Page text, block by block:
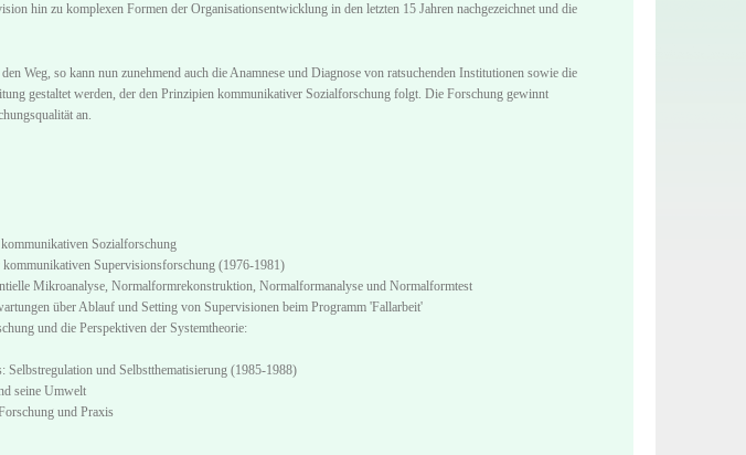
hin zu komplexen Formen der Organisationsentwicklung in den letzten 15 Jahren nachgezeichnet und die
Weg, so kann nun zunehmend auch die Anamnese und Diagnose von ratsuchenden Institutionen sowie die
gestaltet werden, der den Prinzipien kommunikativer Sozialforschung folgt. Die Forschung gewinnt
an.
Sozialforschung
Supervisionsforschung (1976-1981)
Mikroanalyse, Normalformrekonstruktion, Normalformanalyse und Normalformtest
über Ablauf und Setting von Supervisionen beim Programm 'Fallarbeit'
und die Perspektiven der Systemtheorie:
Selbstregulation und Selbstthematisierung (1985-1988)
seine Umwelt
und Praxis